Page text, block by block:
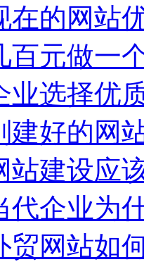
在的网站
百元做一
业选择优
建好的网
站建设应
代企业为
贸网站如